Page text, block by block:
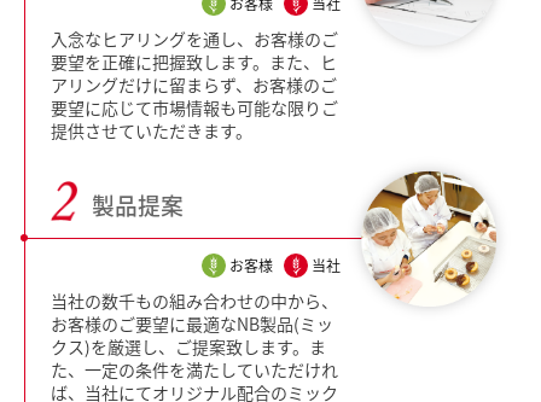
入念なヒアリングを通し、お客様のご
要望を正確に把握致します。また、ヒ
アリングだけに留まらず、お客様のご
要望に応じて市場情報も可能な限りご
提供させていただきます。
製品提案
お客様 当社
当社の数千もの組み合わせの中から、
お客様のご要望に最適なNB製品(ミッ
クス)を厳選し、ご提案致します。ま
た、一定の条件を満たしていただけれ
ば、当社にてオリジナル配合のミック